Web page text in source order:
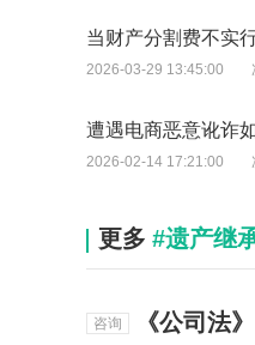
当财产分割费不实
2026-03-29 13:45:00
遭遇电商恶意讹诈
2026-02-14 17:21:00
更多 #遗产继
咨询 《公司法